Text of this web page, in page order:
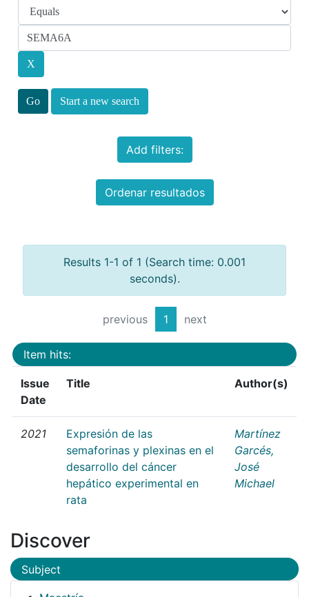
Start a new search
Add filters:
Ordenar resultados
Results 1-1 of 1 (Search time: 0.001
seconds).
previous 1 next
Item hits:
Issue
Date
Title Author(s)
2021
Expresión de las
semaforinas y plexinas en el
desarrollo del cáncer
hepático experimental en
rata
Martínez
Garcés,
José
Michael
Discover
Subject